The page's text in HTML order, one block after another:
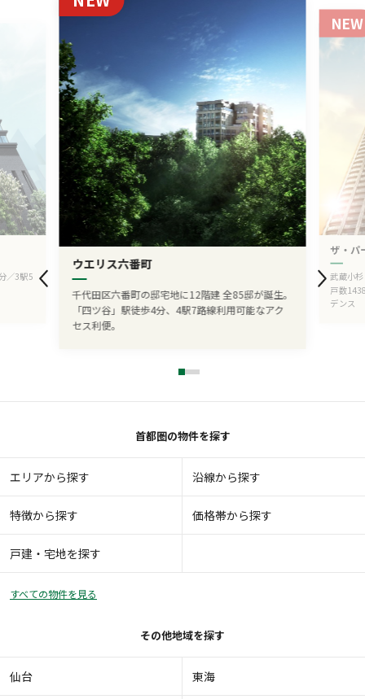
／3駅5
ウエリス六番町
千代田区六番町の邸宅地に12階建 全85邸が誕生。
「四ツ谷」駅徒歩4分、4駅7路線利用可能なアク
セス利便。
NEW
ザ・パ
武蔵小
戸数
デンス
首都圏の物件を探す
エリアから探す 沿線から探す
特徴から探す 価格帯から探す
戸建・宅地を探す
すべての物件を見る
その他地域を探す
仙台 東海